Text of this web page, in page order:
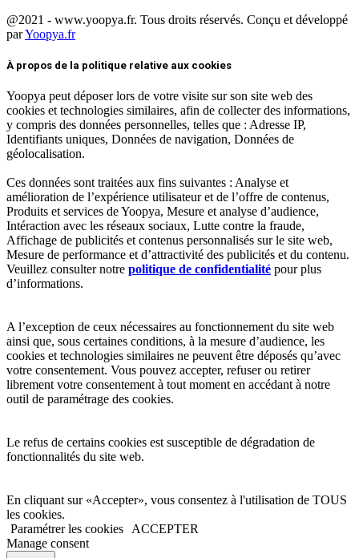
@2021 - www.yoopya.fr. Tous droits réservés. Conçu et développé
parYoopya.fr
À propos de la politique relative aux cookies
Yoopya peut déposer lors de votre visite sur son site web des
cookies et technologies similaires, afin de collecter des informations,
y compris des données personnelles, telles que : Adresse IP,
Identifiants uniques, Données de navigation, Données de
géolocalisation.
Ces données sont traitées aux fins suivantes : Analyse et
amélioration de l’expérience utilisateur et de l’offre de contenus,
Produits et services de Yoopya, Mesure et analyse d’audience,
Intéraction avec les réseaux sociaux, Lutte contre la fraude,
Affichage de publicités et contenus personnalisés sur le site web,
Mesure de performance et d’attractivité des publicités et du contenu.
Veuillez consulter notre politique de confidentialité pour plus
d’informations.
A l’exception de ceux nécessaires au fonctionnement du site web
ainsi que, sous certaines conditions, à la mesure d’audience, les
cookies et technologies similaires ne peuvent être déposés qu’avec
votre consentement. Vous pouvez accepter, refuser ou retirer
librement votre consentement à tout moment en accédant à notre
outil de paramétrage des cookies.
Le refus de certains cookies est susceptible de dégradation de
fonctionnalités du site web.
En cliquant sur «Accepter», vous consentez à l'utilisation de TOUS
les cookies.
Paramétrer les cookies
ACCEPTER
Manage consent